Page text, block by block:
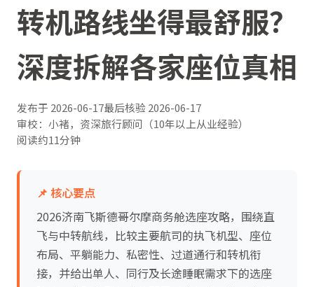
转机路线坐得最舒服？
深度拆解各家座位真相
发布于 2026-06-17最后核验2026-06-17
审校：小褚，资深旅行顾问（10年以上从业经验）
阅读约11分钟
📌 核心要点
2026济南飞斯德哥尔摩商务舱选座攻略，围绕直
飞与中转航线，比较主要航司的执飞机型、座位
布局、平躺能力、私密性、过道通行和转机衔
接，并给出单人、同行及长途睡眠需求下的选座